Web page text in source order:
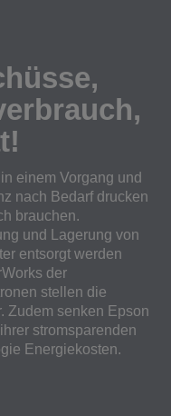
einem Vorgang und
nach Bedarf drucken
brauchen.
und Lagerung von
entsorgt werden
der
stellen die
Zudem senken Epson
stromsparenden
Energiekosten.